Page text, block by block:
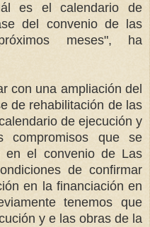
es el calendario de
del convenio de las
meses", ha
con una ampliación del
de rehabilitación de las
de ejecución y
compromisos que se
en el convenio de Las
de confirmar
en la financiación en
tenemos que
y e las obras de la